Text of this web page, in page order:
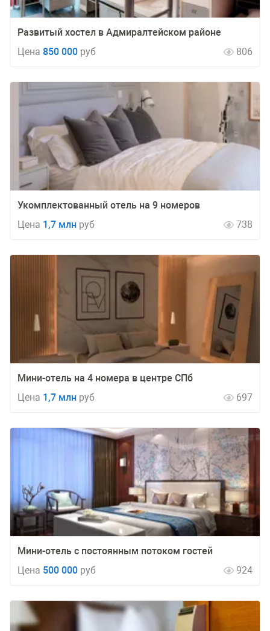
Развитый хостел в Адмиралтейском районе
Цена 850 000 руб 806
Укомплектованный отель на 9 номеров
Цена 1,7 млн руб 738
Мини-отель на 4 номера в центре СПб
Цена 1,7 млн руб 697
Мини-отель с постоянным потоком гостей
Цена 500 000 руб 924